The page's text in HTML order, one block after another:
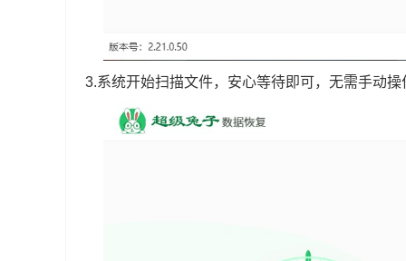
3.系统开始扫描文件，安心等待即可，无需手动操